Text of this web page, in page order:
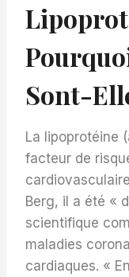
Sont-
La lipoprotéine
facteur de
Berg, il a été «
scientifique
maladies
cardiaques. «